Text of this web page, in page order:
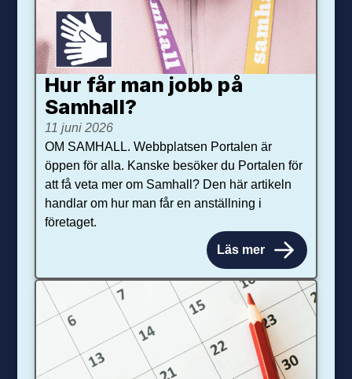
Hur får man jobb på
Samhall?
11 juni 2026
OM SAMHALL. Webbplatsen Portalen är
öppen för alla. Kanske besöker du Portalen för
att få veta mer om Samhall? Den här artikeln
handlar om hur man får en anställning i
företaget.
Läs mer